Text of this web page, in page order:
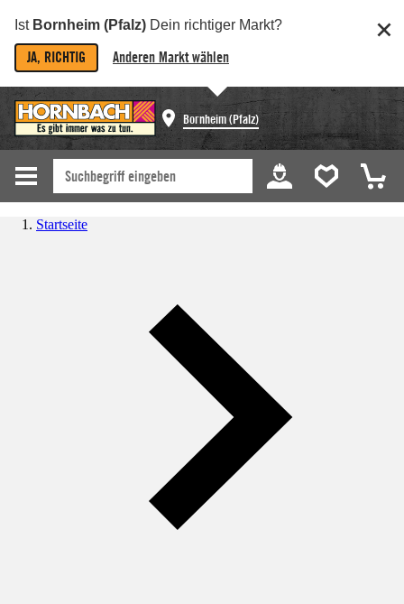
Ist Bornheim (Pfalz) Dein richtiger Markt?
JA, RICHTIG Anderen Markt wählen
Bornheim (Pfalz)
Startseite